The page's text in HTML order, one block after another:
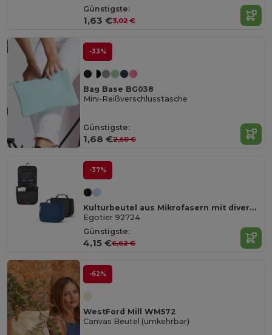
Günstigste:
1,63 €3,02 €
-33%
Bag Base BG038
Mini-Reißverschlusstasche
Günstigste:
1,68 €2,50 €
-37%
Kulturbeutel aus Mikrofasern mit diversen Taschen
Egotier 92724
Günstigste:
4,15 €6,62 €
-62%
WestFord Mill WM572
Canvas Beutel (umkehrbar)